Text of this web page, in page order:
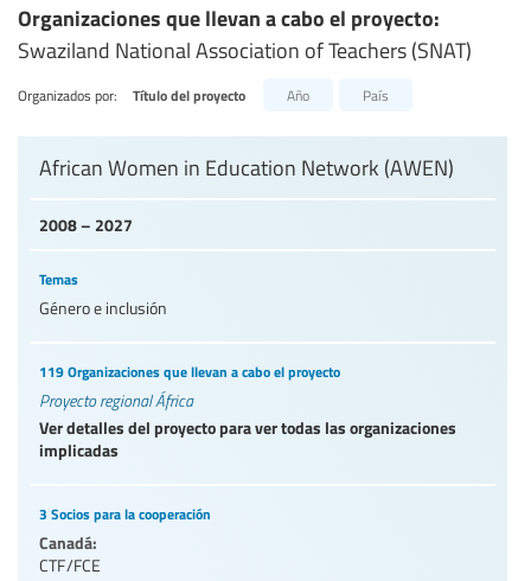
Organizaciones que llevan a cabo el proyecto:
Swaziland National Association of Teachers (SNAT)
Organizados por: Título del proyecto Año País
2008 – 2027
African Women in Education Network (AWEN)
Temas
Género e inclusión
119 Organizaciones que llevan a cabo el proyecto
Proyecto regional África
Ver detalles del proyecto para ver todas las organizaciones
implicadas
3 Socios para la cooperación
Canadá:
CTF/FCE